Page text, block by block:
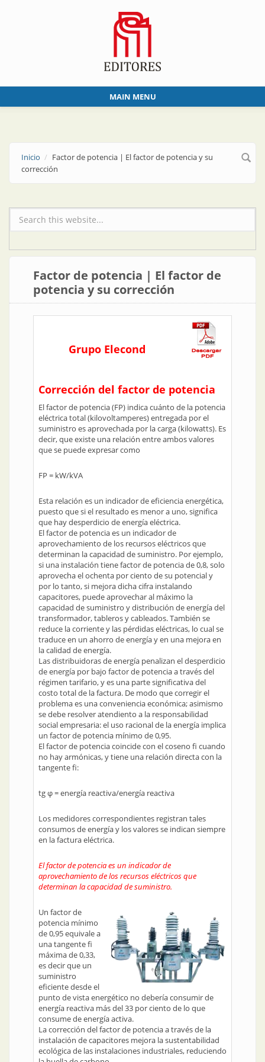
MAIN MENU
Inicio
Factor de potencia | El factor de potencia y su
corrección
Formulario de búsqueda
Factor de potencia | El factor de
potencia y su corrección
Grupo Elecond
Corrección del factor de potencia
El factor de potencia (FP) indica cuánto de la potencia
eléctrica total (kilovoltamperes) entregada por el
suministro es aprovechada por la carga (kilowatts). Es
decir, que existe una relación entre ambos valores
que se puede expresar como
FP = kW/kVA
Esta relación es un indicador de eficiencia energética,
puesto que si el resultado es menor a uno, significa
que hay desperdicio de energía eléctrica.
El factor de potencia es un indicador de
aprovechamiento de los recursos eléctricos que
determinan la capacidad de suministro. Por ejemplo,
si una instalación tiene factor de potencia de 0,8, solo
aprovecha el ochenta por ciento de su potencial y
por lo tanto, si mejora dicha cifra instalando
capacitores, puede aprovechar al máximo la
capacidad de suministro y distribución de energía del
transformador, tableros y cableados. También se
reduce la corriente y las pérdidas eléctricas, lo cual se
traduce en un ahorro de energía y en una mejora en
la calidad de energía.
Las distribuidoras de energía penalizan el desperdicio
de energía por bajo factor de potencia a través del
régimen tarifario, y es una parte significativa del
costo total de la factura. De modo que corregir el
problema es una conveniencia económica; asimismo
se debe resolver atendiento a la responsabilidad
social empresaria: el uso racional de la energía implica
un factor de potencia mínimo de 0,95.
El factor de potencia coincide con el coseno fi cuando
no hay armónicas, y tiene una relación directa con la
tangente fi:
tg φ = energía reactiva/energía reactiva
Los medidores correspondientes registran tales
consumos de energía y los valores se indican siempre
en la factura eléctrica.
El factor de potencia es un indicador de
aprovechamiento de los recursos eléctricos que
determinan la capacidad de suministro.
Un factor de
potencia mínimo
de 0,95 equivale a
una tangente fi
máxima de 0,33,
es decir que un
suministro
eficiente desde el
punto de vista energético no debería consumir de
energía reactiva más del 33 por ciento de lo que
consume de energía activa.
La corrección del factor de potencia a través de la
instalación de capacitores mejora la sustentabilidad
ecológica de las instalaciones industriales, reduciendo